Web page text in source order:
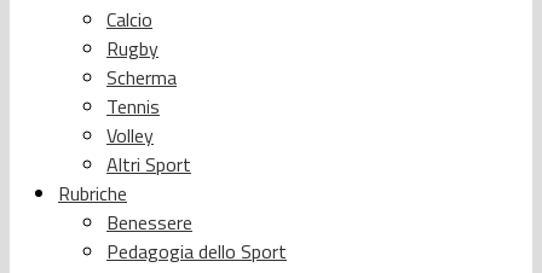
Calcio
Rugby
Scherma
Tennis
Volley
Altri Sport
Rubriche
Benessere
Pedagogia dello Sport